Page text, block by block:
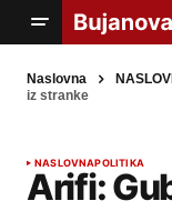
Naslovna
iz stranke
NASLOVNAPOLITIKA
Arifi: